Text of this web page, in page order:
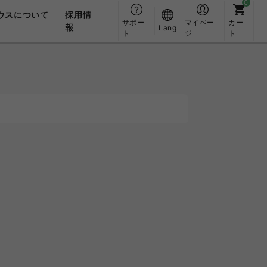
スについて
採用情
報
サポー
ト
Lang
マイペー
ジ
カー
ト